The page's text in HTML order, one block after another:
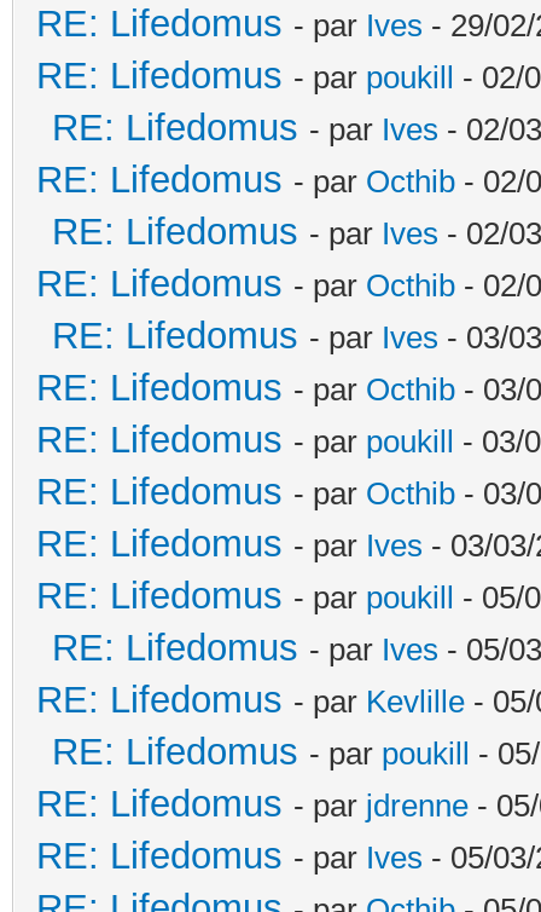
RE: Lifedomus - par Ives - 29/
RE: Lifedomus - par poukill - 02/
RE: Lifedomus - par Ives - 02/
RE: Lifedomus - par Octhib - 02/
RE: Lifedomus - par Ives - 02/
RE: Lifedomus - par Octhib - 02/
RE: Lifedomus - par Ives - 03/
RE: Lifedomus - par Octhib - 03/
RE: Lifedomus - par poukill - 03/
RE: Lifedomus - par Octhib - 03/
RE: Lifedomus - par Ives - 03/
RE: Lifedomus - par poukill - 05/
RE: Lifedomus - par Ives - 05/
RE: Lifedomus - par Kevlille -
RE: Lifedomus - par poukill -
RE: Lifedomus - par jdrenne -
RE: Lifedomus - par Ives - 05/